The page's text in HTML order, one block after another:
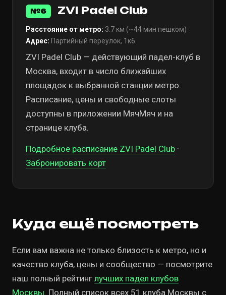
№6 ZVI Padel Club
Расстояние от метро: 3.7 км (~44 мин пешком) ·
Адрес: Партийный переулок, 1к6
ZVI Padel Club — действующий падел-клуб в
Москва, входит в число ближайших
площадок к выбранной станции метро.
Расписание, цены и свободные слоты
доступны в приложении МячМяч и на
странице клуба.
Подробное расписание ZVI Padel Club ·
Забронировать корт
Куда ещё посмотреть
Если вам важна не только близость к метро, но и
качество клуба, цены и сообщество — посмотрите
наш полный рейтинг лучших падел клубов
Москвы. Полный список всех 51 клуба Москвы с